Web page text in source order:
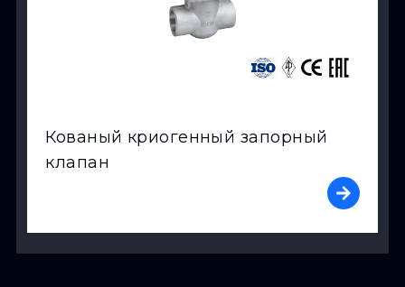
Кованый криогенный запорный
клапан